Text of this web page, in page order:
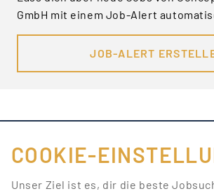
GmbH mit einem Job-Alert
JOB-ALERT
FÜR JOBANBIETER
COOKIE-
Unser Ziel ist es, dir die beste